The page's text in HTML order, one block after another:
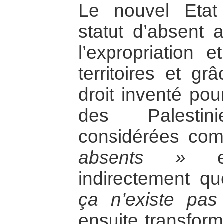
Le nouvel
statut d’absent
l’expropriation
territoires et
droit inventé
des
considérées
absents »
indirectement
ça n’existe